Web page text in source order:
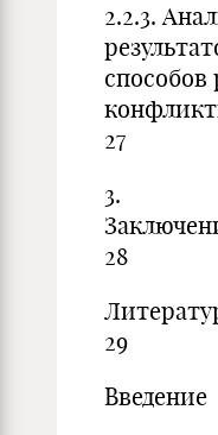
2.2.3.
27
3.
28
29
Введение